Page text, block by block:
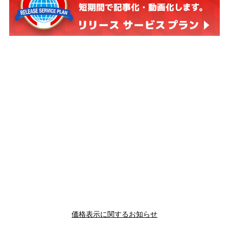
価格表示に関するお知らせ